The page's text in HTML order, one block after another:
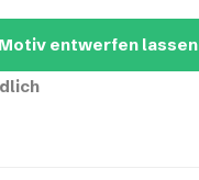
Motiv entwerfen lassen